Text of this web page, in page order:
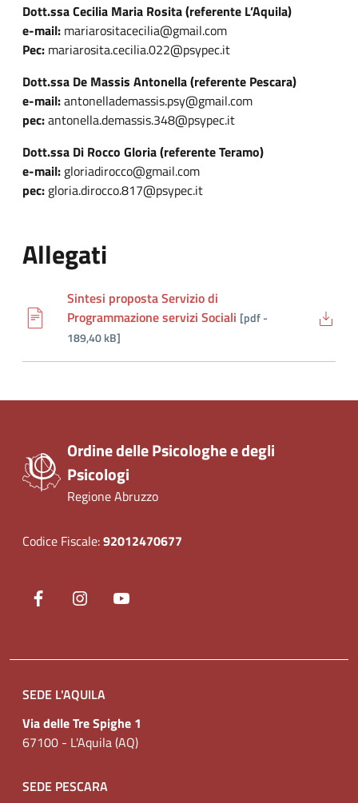
Dott.ssa Cecilia Maria Rosita (referente L’Aquila)
e-mail: mariarositacecilia@gmail.com
Pec: mariarosita.cecilia.022@psypec.it
Dott.ssa De Massis Antonella (referente Pescara)
e-mail:antonellademassis.psy@gmail.com
pec:antonella.demassis.348@psypec.it
Dott.ssa Di Rocco Gloria (referente Teramo)
e-mail: gloriadirocco@gmail.com
pec: gloria.dirocco.817@psypec.it
Allegati
Sintesi proposta Servizio di
Programmazione servizi Sociali [pdf -
189,40 kB]
(nuova scheda - new tab)
Ordine delle Psicologhe e degli
Psicologi
Regione Abruzzo
Codice Fiscale:92012470677
Seguici su
Facebook
(nuova scheda - new tab)
Instagram
(nuova scheda - new tab)
SEDE L'AQUILA
Via delle Tre Spighe 1
67100 - L'Aquila (AQ)
SEDE PESCARA